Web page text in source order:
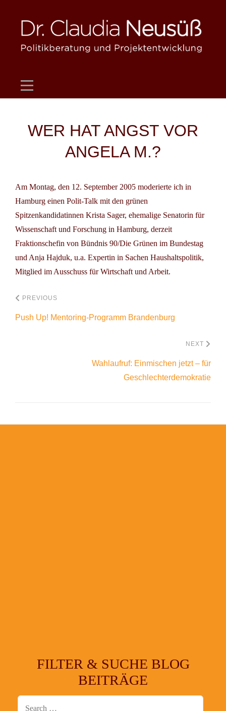
content
WER HAT ANGST VOR
ANGELA M.?
Am Montag, den 12. September 2005 moderierte ich in
Hamburg einen Polit-Talk mit den grünen
Spitzenkandidatinnen Krista Sager, ehemalige Senatorin für
Wissenschaft und Forschung in Hamburg, derzeit
Fraktionschefin von Bündnis 90/Die Grünen im Bundestag
und Anja Hajduk, u.a. Expertin in Sachen Haushaltspolitik,
Mitglied im Ausschuss für Wirtschaft und Arbeit.
Beitragsnavigation
PREVIOUS
Push Up! Mentoring-Programm Brandenburg
NEXT
Wahlaufruf: Einmischen jetzt – für
Geschlechterdemokratie
FILTER & SUCHE BLOG
BEITRÄGE